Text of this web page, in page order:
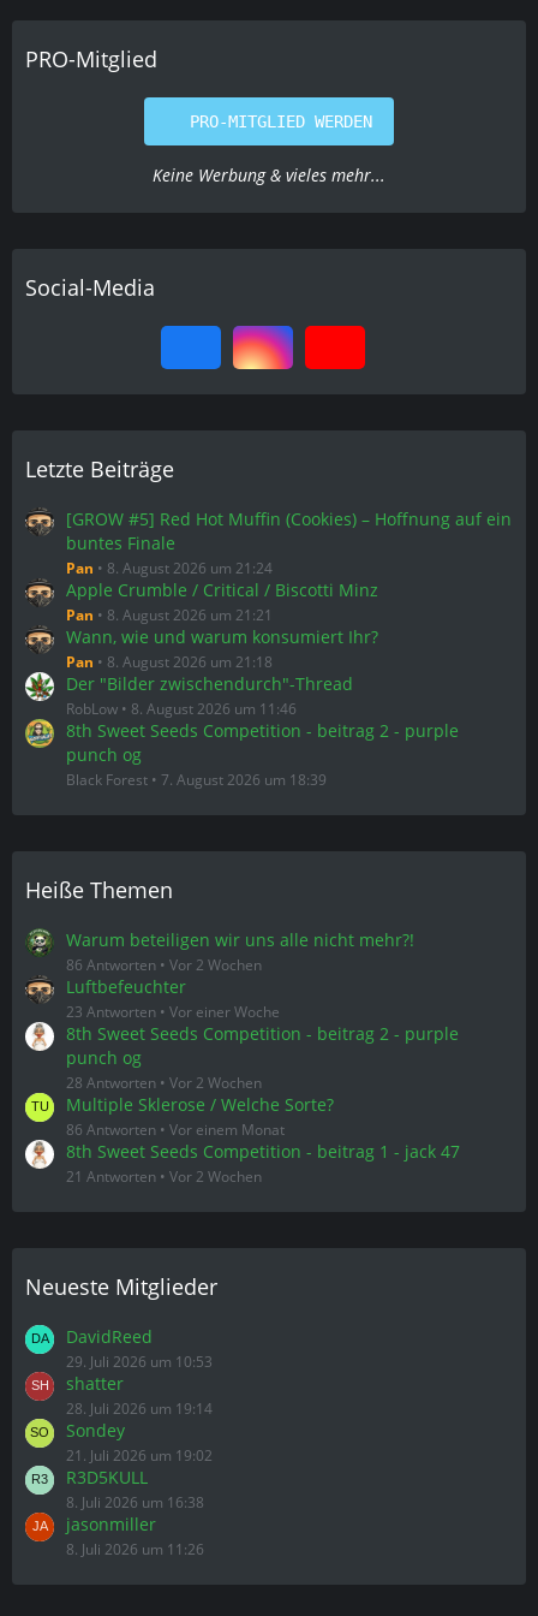
g
PRO-Mitglied
PRO-MITGLIED WERDEN
Keine Werbung & vieles mehr...
Social-Media
Letzte Beiträge
[GROW #5] Red Hot Muffin (Cookies) – Hoffnung auf ein
buntes Finale
Pan 8. August 2026 um 21:24
Apple Crumble / Critical / Biscotti Minz
Pan 8. August 2026 um 21:21
Wann, wie und warum konsumiert Ihr?
Pan 8. August 2026 um 21:18
Der "Bilder zwischendurch"-Thread
RobLow 8. August 2026 um 11:46
8th Sweet Seeds Competition - beitrag 2 - purple
punch og
Black Forest 7. August 2026 um 18:39
Heiße Themen
Warum beteiligen wir uns alle nicht mehr?!
86 Antworten Vor 2 Wochen
Luftbefeuchter
23 Antworten Vor einer Woche
8th Sweet Seeds Competition - beitrag 2 - purple
punch og
28 Antworten Vor 2 Wochen
Multiple Sklerose / Welche Sorte?
86 Antworten Vor einem Monat
8th Sweet Seeds Competition - beitrag 1 - jack 47
21 Antworten Vor 2 Wochen
Neueste Mitglieder
DavidReed
29. Juli 2026 um 10:53
shatter
28. Juli 2026 um 19:14
Sondey
21. Juli 2026 um 19:02
R3D5KULL
8. Juli 2026 um 16:38
jasonmiller
8. Juli 2026 um 11:26